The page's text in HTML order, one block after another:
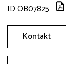
ID OB07825
Kontakt